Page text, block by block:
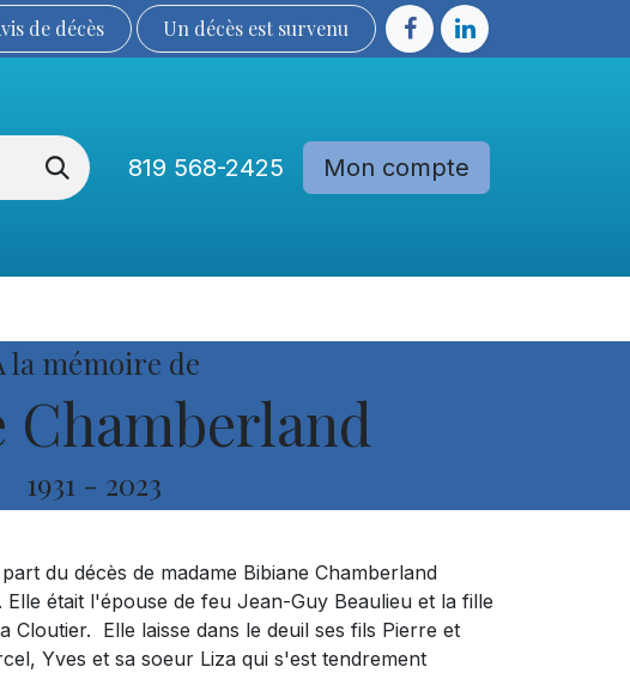
de décès Un décès est sur​​​​​​​​ve​nu​​​​​​​​​​
819 568-2425 Mon compte
la mémoire de
Chamberland
1931 - 2023
du décès de madame Bibiane Chamberland
Elle était l'épouse de feu Jean-Guy Beaulieu et la fille
Cloutier. Elle laisse dans le deuil ses fils Pierre et
Yves et sa soeur Liza qui s'est tendrement